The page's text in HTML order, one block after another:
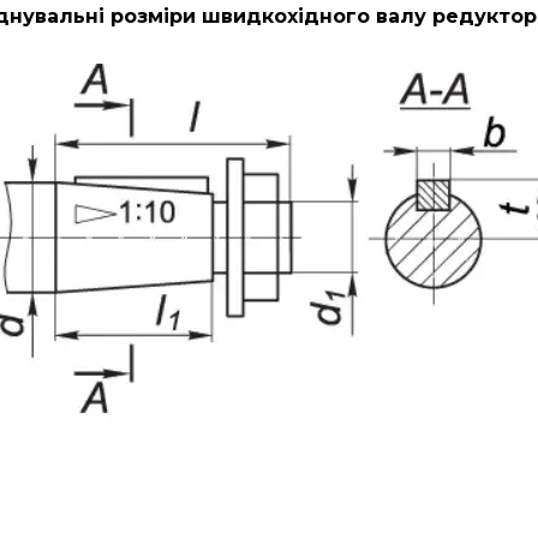
розміри швидкохідного валу